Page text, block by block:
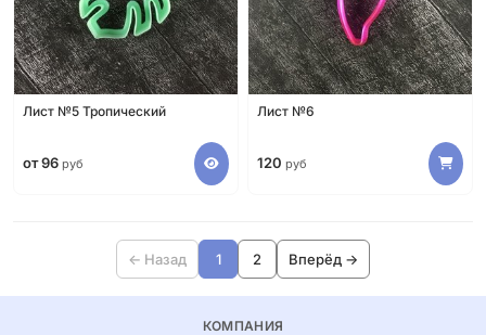
Лист №5 Тропический
от 96 руб
Лист №6
120 руб
← Назад 1 2 Вперёд →
КОМПАНИЯ